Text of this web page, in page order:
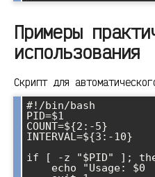
Примеры
использования
Скрипт для
#!/bin/bash
PID=$1
COUNT=${2:-5}
INTERVAL=${3:-10}
if [ -z "$PID" ];
    echo "Usage: $0